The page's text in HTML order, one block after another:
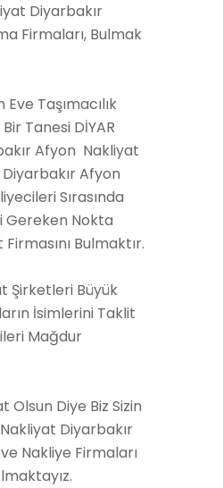
Diyarbakır
Firmaları, Bulmak
Taşımacılık
Tanesi DİYAR
Afyon Nakliyat
Afyon
Sırasında
Gereken Nokta
Bulmaktır.
Şirketleri Büyük
İsimlerini Taklit
Mağdur
Olsun Diye Biz Sizin
Diyarbakır
Nakliye Firmaları